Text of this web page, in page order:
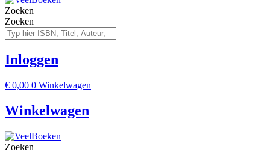
Zoeken
Zoeken
Inloggen
€ 0,00 0 Winkelwagen
Winkelwagen
Zoeken